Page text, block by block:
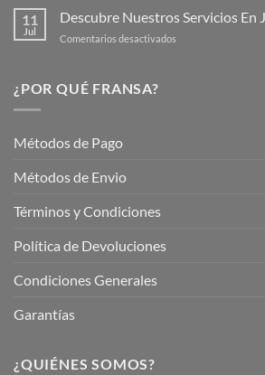
Plantas
tu
Jardín
11
Jul
Descubre Nuestros Servicios En
Comentarios desactivados
¿POR QUÉ FRANSA?
Métodos de Pago
Métodos de Envio
Términos y Condiciones
Política de Devoluciones
Condiciones Generales
Garantías
¿QUIÉNES SOMOS?